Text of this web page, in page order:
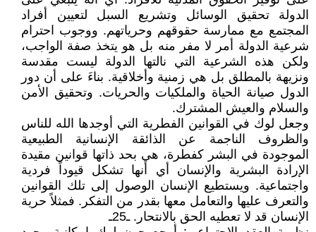
الدولة تحقيق الوسائل وتشريع السبل لتعيين أفراد
المجتمع مع ممارسة حقوقهم وحرياتهم. ووجوب احترام
شرعية الدولة أمر لا مفر منه بل هو يتخذ صفة الواجب،
ولكن هذه الشرعية التي نالتها الدولة ليست مقدسة
ونزيهة بالمطلق بل هي زمنية وأخلاقية. بناءَ على أن دور
الدول صيانة الحياة والملكيات والحريات. وتحقيق الأمن
والسلام والعيش المشترك.
وجعل لوك في القوانين الفطرية التي أوجدها الله للناس
والظروف الناجمة عن الذائقة الإنسانية الطبيعية
الموجودة في البشر كفطرة، هي بحد ذاتها قوانين مقيدة
الإرادة البشرية والإنسان أي أنها تشكل قيوداً فردية
واجتماعية. ويستطيع الإنسان الوصول إلى تلك القوانين
والتعرف عليها والتعامل معها بقدر من التفكر. فمثلاً حرية
الإنسان قد لا تعطيه الحق بالانتحار. ـ25ـ